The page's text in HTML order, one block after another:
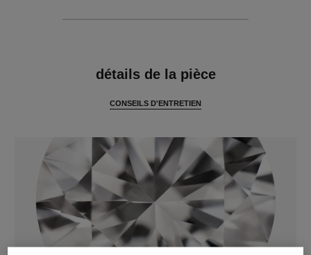
détails de la pièce
CONSEILS D'ENTRETIEN